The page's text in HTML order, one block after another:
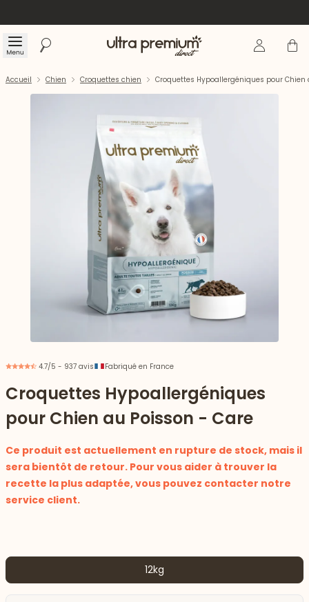
Menu Rechercher Accueil Se Panier
Accueil Chien Croquettes chien Croquettes Hypoallergéniques pour Chien
4.7/5 - 937 avis Fabriqué en France
Croquettes Hypoallergéniques
pour Chien au Poisson - Care
Ce produit est actuellement en rupture de stock, mais il
sera bientôt de retour. Pour vous aider à trouver la
recette la plus adaptée, vous pouvez contacter notre
service client.
12kg